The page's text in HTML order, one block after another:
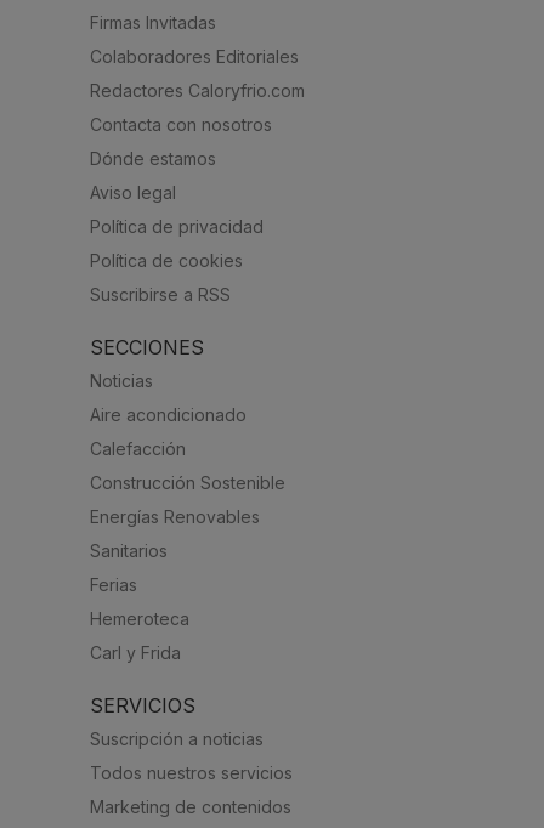
Firmas Invitadas
Colaboradores Editoriales
Redactores Caloryfrio.com
Contacta con nosotros
Dónde estamos
Aviso legal
Política de privacidad
Política de cookies
Suscribirse a RSS
SECCIONES
Noticias
Aire acondicionado
Calefacción
Construcción Sostenible
Energías Renovables
Sanitarios
Ferias
Hemeroteca
Carl y Frida
SERVICIOS
Suscripción a noticias
Todos nuestros servicios
Marketing de contenidos